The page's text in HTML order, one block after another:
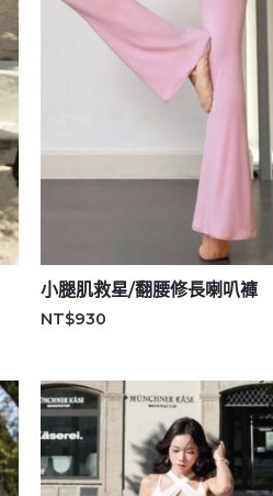
小腿肌救星/翻腰修長喇叭褲
NT$930